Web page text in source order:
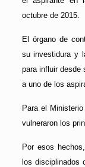
octubre de 2015.
El órgano de
su investidura y
para influir desde
a uno de los
Para el
vulneraron los
Por esos
los disciplinados